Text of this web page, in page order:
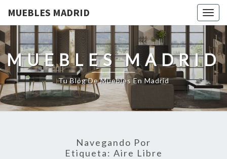
MUEBLES MADRID
MUEBLES MADRID
Tu Blog De Muebles En Madrid
Navegando Por
Etiqueta: Aire Libre